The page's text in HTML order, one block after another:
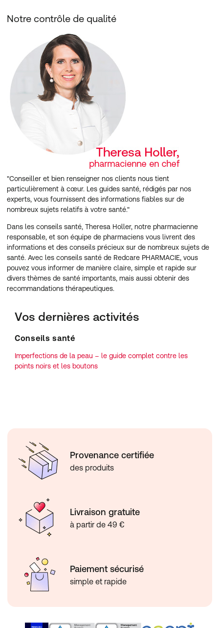
Notre contrôle de qualité
"Conseiller et bien renseigner nos clients nous tient
particulièrement à cœur. Les guides santé, rédigés par nos
experts, vous fournissent des informations fiables sur de
nombreux sujets relatifs à votre santé."
Dans les conseils santé, Theresa Holler, notre pharmacienne
responsable, et son équipe de pharmaciens vous livrent des
informations et des conseils précieux sur de nombreux sujets de
santé. Avec les conseils santé de Redcare PHARMACIE, vous
pouvez vous informer de manière claire, simple et rapide sur
divers thèmes de santé importants, mais aussi obtenir des
recommandations thérapeutiques.
Vos dernières activités
Conseils santé
Imperfections de la peau – le guide complet contre les
points noirs et les boutons
Provenance certifiée
des produits
Livraison gratuite
à partir de 49 €
Paiement sécurisé
simple et rapide